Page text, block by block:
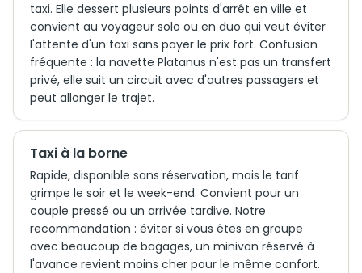
taxi. Elle dessert plusieurs points d'arrêt en ville et
convient au voyageur solo ou en duo qui veut éviter
l'attente d'un taxi sans payer le prix fort. Confusion
fréquente : la navette Platanus n'est pas un transfert
privé, elle suit un circuit avec d'autres passagers et
peut allonger le trajet.
Taxi à la borne
Rapide, disponible sans réservation, mais le tarif
grimpe le soir et le week-end. Convient pour un
couple pressé ou un arrivée tardive. Notre
recommandation : éviter si vous êtes en groupe
avec beaucoup de bagages, un minivan réservé à
l'avance revient moins cher pour le même confort.